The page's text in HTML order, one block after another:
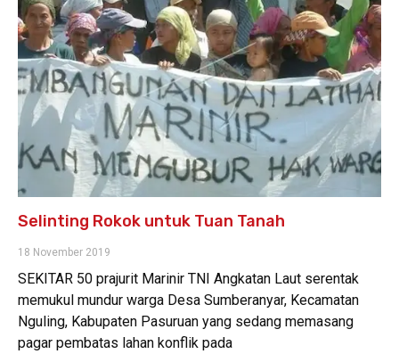
Selinting Rokok untuk Tuan Tanah
18 November 2019
SEKITAR 50 prajurit Marinir TNI Angkatan Laut serentak
memukul mundur warga Desa Sumberanyar, Kecamatan
Nguling, Kabupaten Pasuruan yang sedang memasang
pagar pembatas lahan konflik pada